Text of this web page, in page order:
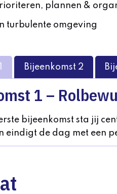
plannen &
turbulente omgeving
Bijeenkomst 2
1 –
bijeenkomst sta jij
eindigt de dag met een